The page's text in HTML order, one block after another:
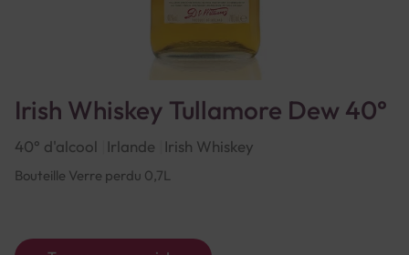
Irish Whiskey Tullamore Dew 40°
40° d'alcool Irlande Irish Whiskey
Bouteille Verre perdu 0,7L